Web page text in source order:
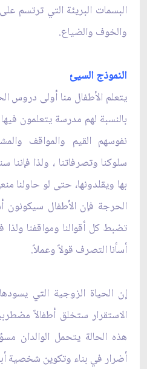
البسمات البريئة التي ترتسم
والخوف والضياع.
النموذج السيئ
يتعلم الأطفال منا أولى دروس
بالنسبة لهم مدرسة يتعلمون
نفوسهم القيم والمواقف
سلوكنا وتصرفاتنا ، ولذا
بها ويقلدونها، حتى لو
الحرجة فإن الأطفال
تضبط كل أقوالنا ومواقفنا ولذا
أسأنا التصرف قولاً وعملاً.
إن الحياة الزوجية التي
الاستقرار ستخلق أطفالاً
هذه الحالة يتحمل الوالدان
أضرار في بناء وتكوين شخصية